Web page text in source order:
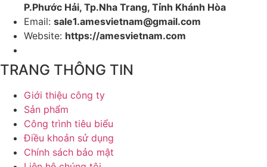
P.Phước Hải, Tp.Nha Trang, Tỉnh Khánh Hòa
Email: sale1.amesvietnam@gmail.com
Website: https://amesvietnam.com
TRANG THÔNG TIN
Giới thiệu công ty
Sản phẩm
Công trình tiêu biểu
Điều khoản sử dụng
Chính sách bảo mật